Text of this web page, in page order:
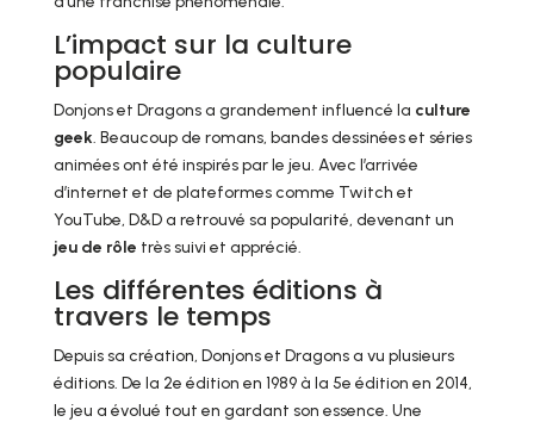
L’impact sur la culture
populaire
Donjons et Dragons a grandement influencé la culture
geek. Beaucoup de romans, bandes dessinées et séries
animées ont été inspirés par le jeu. Avec l’arrivée
d’internet et de plateformes comme Twitch et
YouTube, D&D a retrouvé sa popularité, devenant un
jeu de rôle très suivi et apprécié.
Les différentes éditions à
travers le temps
Depuis sa création, Donjons et Dragons a vu plusieurs
éditions. De la 2e édition en 1989 à la 5e édition en 2014,
le jeu a évolué tout en gardant son essence. Une